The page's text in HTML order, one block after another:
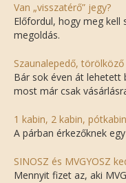
Van „visszatérő” jegy?
Előfordul, hogy meg kell
megoldás.
Szaunalepedő, törölköző
Bár sok éven át lehetett
most már csak
1 kabin, 2 kabin,
A párban érkezőknek
SINOSZ és MVGYOSZ
Mennyit fizet az, aki